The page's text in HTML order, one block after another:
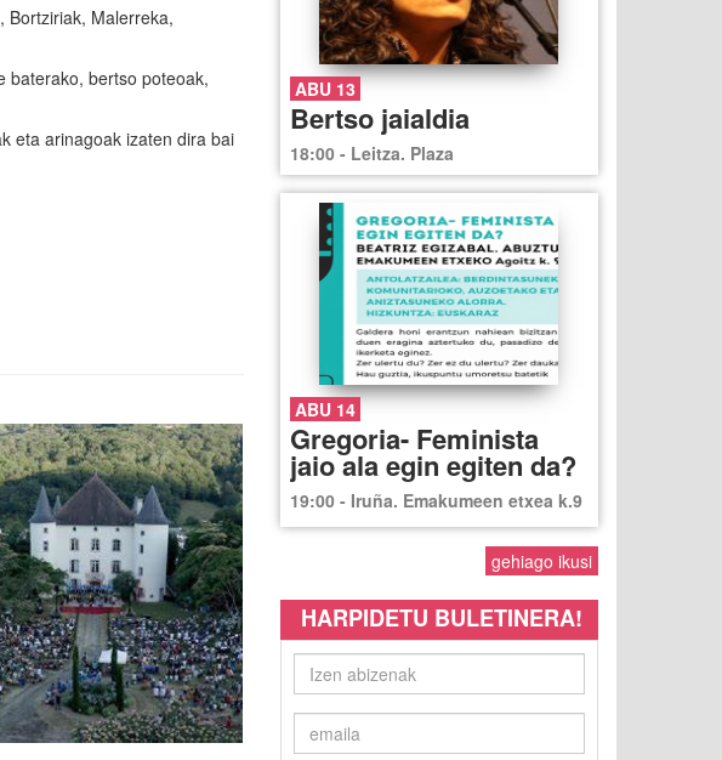
Bortziriak, Malerreka,
baterako, bertso poteoak,
eta arinagoak izaten dira bai
ABU 13
Bertso jaialdia
18:00 - Leitza. Plaza
ABU 14
Gregoria- Feminista
jaio ala egin egiten da?
19:00 - Iruña. Emakumeen etxea k.9
gehiago ikusi
HARPIDETU BULETINERA!